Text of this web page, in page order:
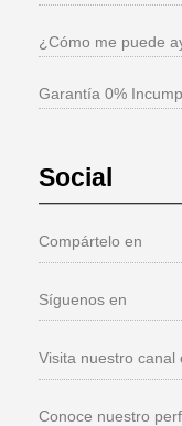
¿Cómo me puede
Garantía 0%
Social
Compártelo en
Síguenos en
Visita nuestro canal
Conoce nuestro